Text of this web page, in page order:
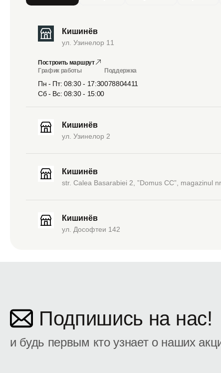
Кишинёв
ул. Узинелор 11
Построить маршрут
График работы
Пн - Пт: 08:30 - 17:30
Сб - Вс: 08:30 - 15:00
Поддержка
078804411
Кишинёв
ул. Узинелор 2
Кишинёв
str. Calea Basarabiei 2, ”Domus CC”, magazinul
Кишинёв
ул. Дософтеи 142
Подпишись на нас!
и будь первым кто узнает о наших